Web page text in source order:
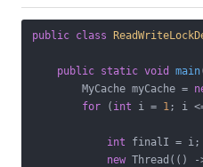
public class
public static void main
        MyCache myCache =
for ( int i = 1; i
int finalI = i;
new Thread(() -